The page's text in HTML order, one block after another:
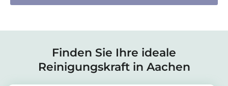
Finden Sie Ihre ideale
Reinigungskraft in Aachen